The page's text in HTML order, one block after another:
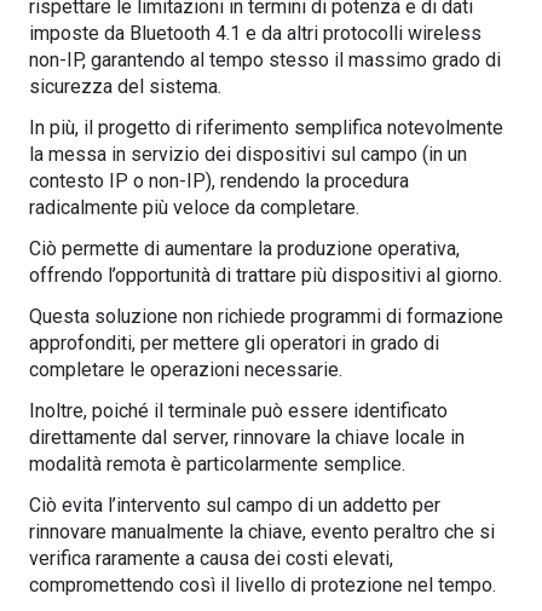
rispettare le limitazioni in termini di potenza e di dati
imposte da Bluetooth 4.1 e da altri protocolli wireless
non-IP, garantendo al tempo stesso il massimo grado di
sicurezza del sistema.
In più, il progetto di riferimento semplifica notevolmente
la messa in servizio dei dispositivi sul campo (in un
contesto IP o non-IP), rendendo la procedura
radicalmente più veloce da completare.
Ciò permette di aumentare la produzione operativa,
offrendo l’opportunità di trattare più dispositivi al giorno.
Questa soluzione non richiede programmi di formazione
approfonditi, per mettere gli operatori in grado di
completare le operazioni necessarie.
Inoltre, poiché il terminale può essere identificato
direttamente dal server, rinnovare la chiave locale in
modalità remota è particolarmente semplice.
Ciò evita l’intervento sul campo di un addetto per
rinnovare manualmente la chiave, evento peraltro che si
verifica raramente a causa dei costi elevati,
compromettendo così il livello di protezione nel tempo.